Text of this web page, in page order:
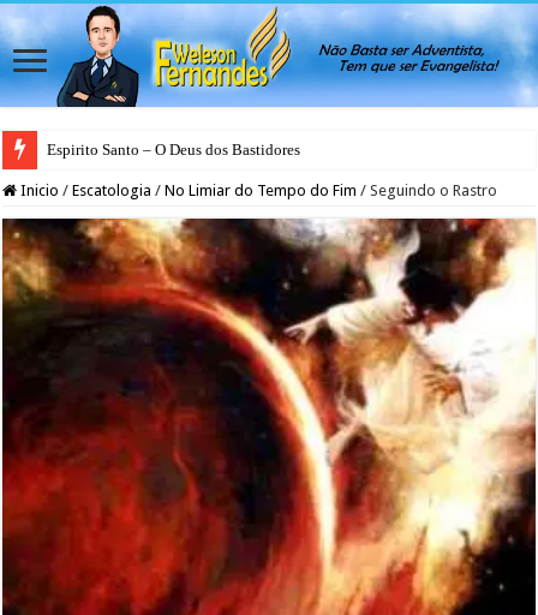
Espirito Santo – O Deus dos Bastidores
Inicio / Escatologia / No Limiar do Tempo do Fim / Seguindo o Rastro